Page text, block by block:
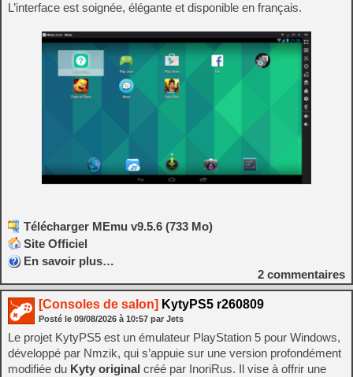
L’interface est soignée, élégante et disponible en français.
Télécharger MEmu v9.5.6 (733 Mo)
Site Officiel
En savoir plus…
2 commentaires
[Consoles de salon] KytyPS5 r260809
Posté le 09/08/2026 à 10:57 par Jets
Le projet KytyPS5 est un émulateur PlayStation 5 pour Windows,
développé par Nmzik, qui s’appuie sur une version profondément
modifiée du Kyty original créé par InoriRus. Il vise à offrir une